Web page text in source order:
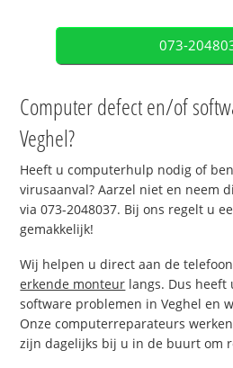
073-
Computer defect en/of
Veghel?
Heeft u computerhulp nodig of
virusaanval? Aarzel niet en neem
via 073-2048037. Bij ons regelt u
gemakkelijk!
Wij helpen u direct aan de
erkende monteur langs. Dus
software problemen in Veghel en
Onze computerreparateurs
zijn dagelijks bij u in de buurt om